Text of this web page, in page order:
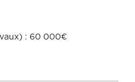
: 60 000€